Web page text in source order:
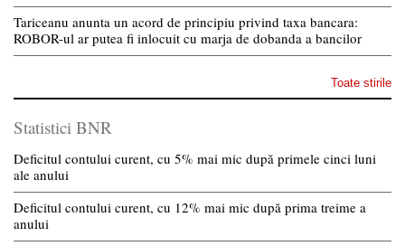
Tariceanu anunta un acord de principiu privind taxa bancara:
ROBOR-ul ar putea fi inlocuit cu marja de dobanda a bancilor
Toate stirile
Statistici BNR
Deficitul contului curent, cu 5% mai mic după primele cinci luni
ale anului
Deficitul contului curent, cu 12% mai mic după prima treime a
anului